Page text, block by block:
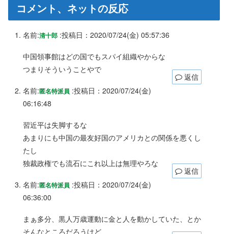
コメント、ネットの反応
名前:清十郎:投稿日：2020/07/24(金) 05:57:36
中国領事館はどの国でもスパイ組織やからな
つまりそういうことやで
返信
名前:匿名特派員 :投稿日：2020/07/24(金)
06:16:48
習近平は失脚するな
あまりにも中国の最友好国のアメリカとの関係を悪くし
たし
独裁政権でも流石にこれ以上は無理やろな
返信
名前:匿名特派員 :投稿日：2020/07/24(金)
06:36:00
まぁ多分、黒人万歳運動に金と人を動かしていた、とか
そんなところだろうけど